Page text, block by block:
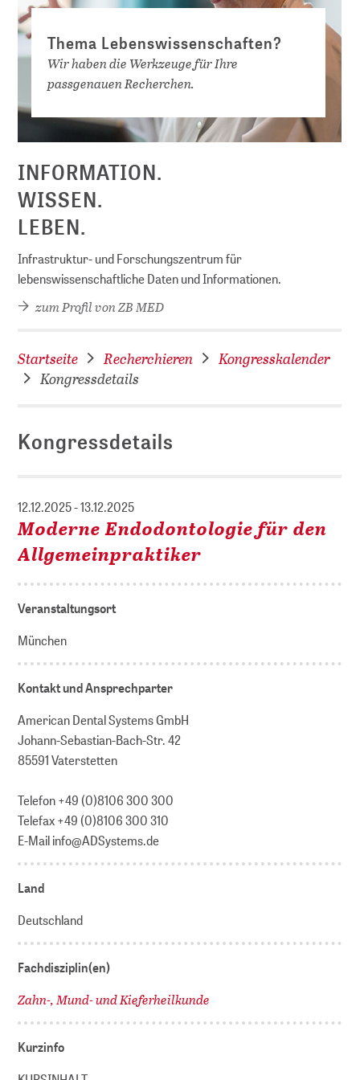
Thema Lebenswissenschaften?
Wir haben die Werkzeuge für Ihre
passgenauen Recherchen.
INFORMATION.
WISSEN.
LEBEN.
Infrastruktur- und Forschungszentrum für
lebenswissenschaftliche Daten und Informationen.
zum Profil von ZB MED
Startseite Recherchieren
Kongresskalender
Kongressdetails
Kongressdetails
12.12.2025 - 13.12.2025
Moderne Endodontologie für den
Allgemeinpraktiker
Veranstaltungsort
München
Kontakt und Ansprechparter
American Dental Systems GmbH
Johann-Sebastian-Bach-Str. 42
85591 Vaterstetten
Telefon +49 (0)8106 300 300
Telefax +49 (0)8106 300 310
E-Mail info@ADSystems.de
Land
Deutschland
Fachdisziplin(en)
Zahn-, Mund- und Kieferheilkunde
Kurzinfo